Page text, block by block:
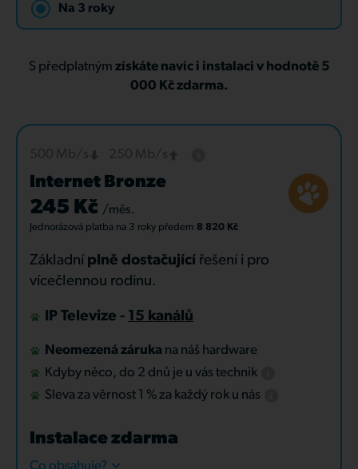
Na 3 roky
S předplatným získáte navíc i instalaci v hodnotě 5
000 Kč zdarma.
Internet Bronze
245 Kč /měs.
Jednorázová platba na 3 roky předem 8 820 Kč
Základní plně dostačující řešení i pro
vícečlennou rodinu.
IP Televize - 15 kanálů
Neomezená záruka na náš hardware
Kdyby něco, do 2 dnů je u vás technik
Sleva za věrnost 1 % za každý rok u nás
Instalace zdarma